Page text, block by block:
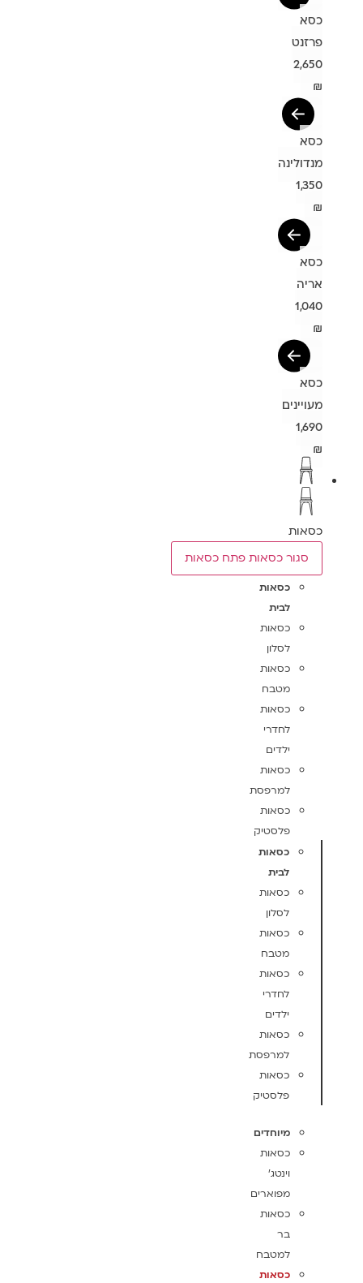
כסא
פרזנט
2,650
₪
כסא
מנדולינה
1,350
₪
כסא
אריה
1,040
₪
כסא
מעויינים
1,690
₪
כסאות
סגור כסאות פתח כסאות
כסאות
לבית
כסאות
לסלון
כסאות
מטבח
כסאות
לחדרי
ילדים
כסאות
למרפסת
כסאות
פלסטיק
כסאות
לבית
כסאות
לסלון
כסאות
מטבח
כסאות
לחדרי
ילדים
כסאות
למרפסת
כסאות
פלסטיק
מיוחדים
כסאות
וינטג'
מפוארים
כסאות
בר
למטבח
כסאות